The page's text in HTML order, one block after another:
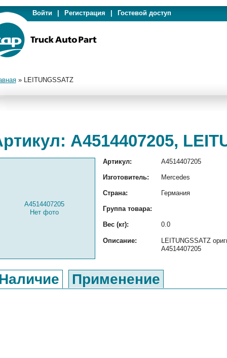
Войти Регистрация Гостевой доступ
» LEITUNGSSATZ
A4514407205,
A4514407205
Нет фото
Артикул: A4514407205
Изготовитель: Mercedes
Страна: Германия
Группа товара:
Вес (кг): 0.0
Описание:
LEITUNGSSATZ
A4514407205
Применение